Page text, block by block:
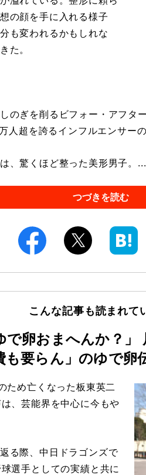
の顔を手に入れる様子
も変われるかもしれな
た。
のぎを削るビフォー・アフタ
人超を誇るインフルエンサー
、驚くほど整った美形男子。...
つづきを読む
こんな記事も読まれて
で卵おまへんか？
も要らん」のゆで卵
め亡くなった板東英二
、芸能界を中心に今もや
る際、中日ドラゴンズで
選手としての実績と共に